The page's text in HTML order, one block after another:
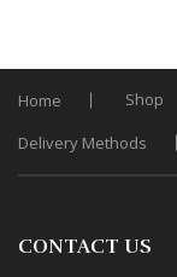
Home Shop
Delivery Methods
CONTACT US